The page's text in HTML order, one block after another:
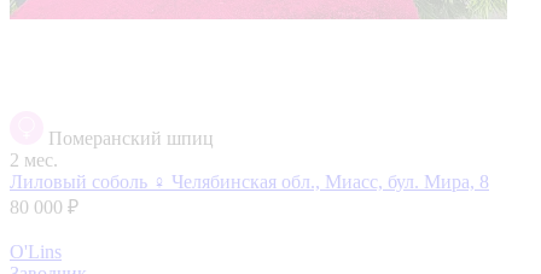
Померанский шпиц
2 мес.
Лиловый соболь ♀️ Челябинская обл., Миасс, бул. Мира, 8
80 000 ₽
O'Lins